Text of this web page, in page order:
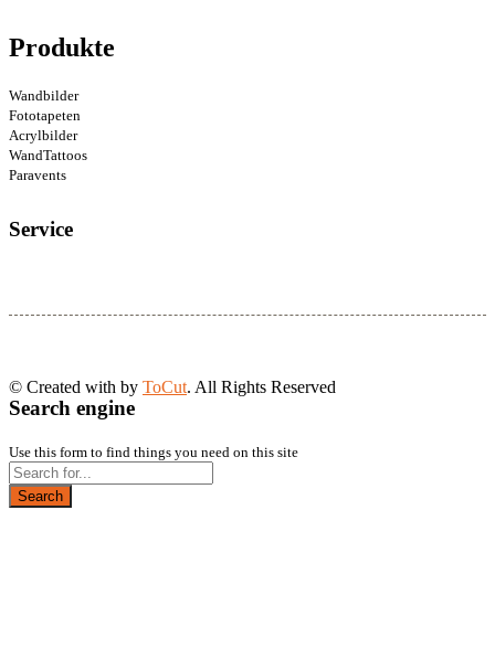
Produkte
Wandbilder
Fototapeten
Acrylbilder
WandTattoos
Paravents
Service
© Created with by ToCut. All Rights Reserved
Search engine
Use this form to find things you need on this site
Search